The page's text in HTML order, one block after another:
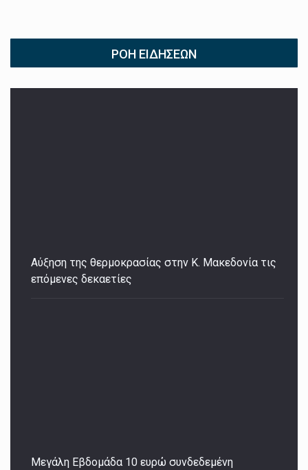
ΡΟΉ ΕΙΔΉΣΕΩΝ
Αύξηση της θερμοκρασίας στην Κ. Μακεδονία τις
επόμενες δεκαετίες
Μεγάλη Εβδομάδα 10 ευρώ συνδεδεμένη